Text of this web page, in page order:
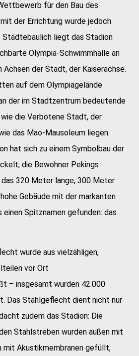
für den Bau des
der Errichtung wurde jedoch
Städtebaulich liegt das Stadion
Olympia-Schwimmhalle an
der Stadt, der Kaiserachse.
auf dem Olympiagelände
der im Stadtzentrum bedeutende
die Verbotene Stadt, der
das Mao-Mausoleum liegen.
hat sich zu einem Symbolbau der
die Bewohner Pekings
320 Meter lange, 300 Meter
Gebäude mit der markanten
Spitznamen gefunden: das
wurde aus vielzähligen,
vor Ort
– insgesamt wurden 42.000
Das Stahlgeflecht dient nicht nur
zudem das Stadion: Die
Stahlstreben wurden außen mit
mit Akustikmembranen gefüllt,